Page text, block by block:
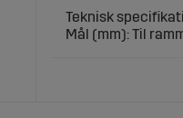
Teknisk
Mål (mm): Til